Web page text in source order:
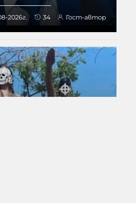
2026г. 34 Гост-автор